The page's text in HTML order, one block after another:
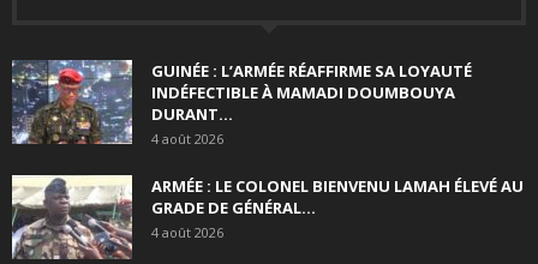
GUINÉE : L’ARMÉE RÉAFFIRME SA LOYAUTÉ
INDÉFECTIBLE À MAMADI DOUMBOUYA
DURANT...
4 août 2026
ARMÉE : LE COLONEL BIENVENU LAMAH ÉLEVÉ AU
GRADE DE GÉNÉRAL...
4 août 2026